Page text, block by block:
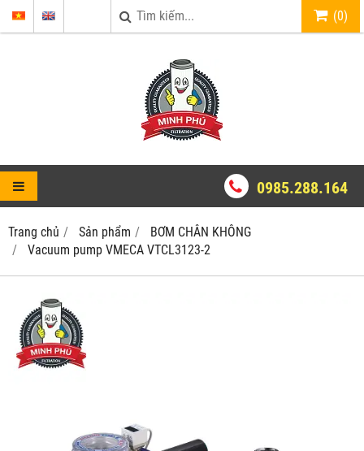
(0)
0985.288.164
Trang chủ Sản phẩm
BƠM CHÂN KHÔNG
Vacuum pump VMECA VTCL3123-2